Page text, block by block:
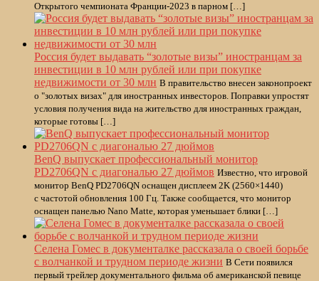
Открытого чемпионата Франции‑2023 в парном […]
Россия будет выдавать “золотые визы” иностранцам за
инвестиции в 10 млн рублей или при покупке
недвижимости от 30 млн В правительство внесен законопроект
о "золотых визах" для иностранных инвесторов. Поправки упростят
условия получения вида на жительство для иностранных граждан,
которые готовы […]
BenQ выпускает профессиональный монитор
PD2706QN с диагональю 27 дюймов Известно, что игровой
монитор BenQ PD2706QN оснащен дисплеем 2K (2560×1440)
с частотой обновления 100 Гц. Также сообщается, что монитор
оснащен панелью Nano Matte, которая уменьшает блики […]
Селена Гомес в документалке рассказала о своей борьбе
с волчанкой и трудном периоде жизни В Сети появился
первый трейлер документального фильма об американской певице